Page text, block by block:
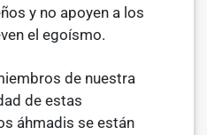
y no apoyen a los
el egoísmo.
de nuestra
de estas
áhmadis se están